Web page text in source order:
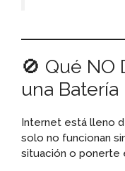
🚫 Qué NO
una
Internet está lleno
solo no funcionan
situación o ponerte